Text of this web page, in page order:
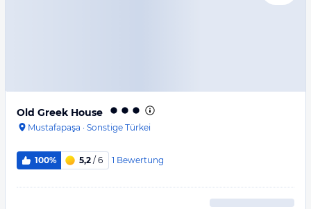
Old Greek House
Mustafapaşa · Sonstige Türkei
100% 5,2 / 6 1 Bewertung